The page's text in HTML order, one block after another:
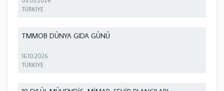
TÜRKİYE
TMMOB DÜNYA GIDA GÜNÜ
16.10.2026
TÜRKİYE